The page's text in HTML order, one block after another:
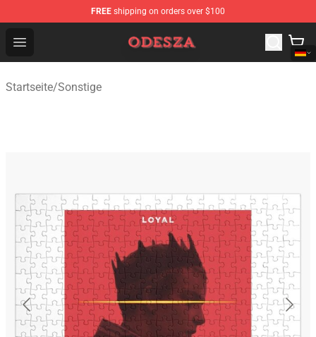
FREE shipping on orders over $100
Open menu
ODESZA Shop - Official ODESZA Merchandise Store
Startseite/Sonstige